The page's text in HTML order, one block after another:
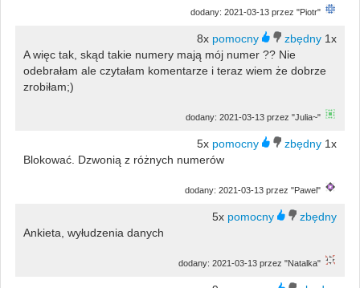
dodany: 2021-03-13 przez "Piotr"
8x
1x
A więc tak, skąd takie numery mają mój numer ?? Nie
odebrałam ale czytałam komentarze i teraz wiem że dobrze
zrobiłam;)
dodany: 2021-03-13 przez "Julia~"
5x
1x
Blokować. Dzwonią z różnych numerów
dodany: 2021-03-13 przez "Pawel"
5x
Ankieta, wyłudzenia danych
dodany: 2021-03-13 przez "Natalka"